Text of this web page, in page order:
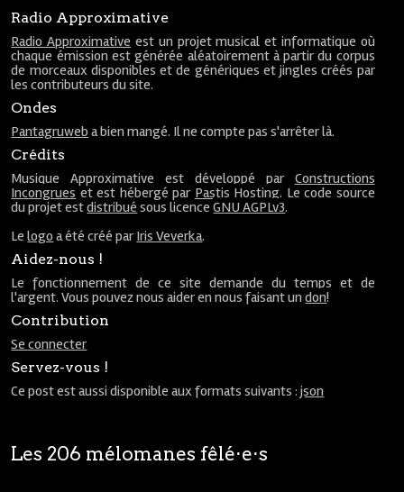
Radio Approximative
Radio Approximative est un projet musical et informatique où
chaque émission est générée aléatoirement à partir du corpus
de morceaux disponibles et de génériques et jingles créés par
les contributeurs du site.
Ondes
Pantagruweb a bien mangé. Il ne compte pas s'arrêter là.
Crédits
Musique Approximative est développé par Constructions
Incongrues et est hébergé par Pastis Hosting. Le code source
du projet estdistribué sous licenceGNU AGPLv3.
Lelogo a été créé par Iris Veverka.
Aidez-nous !
Le fonctionnement de ce site demande du temps et de
l'argent. Vous pouvez nous aider en nous faisant undon!
Contribution
Se connecter
Servez-vous !
Ce post est aussi disponible aux formats suivants :json
Les 206 mélomanes fêlé⋅e⋅s